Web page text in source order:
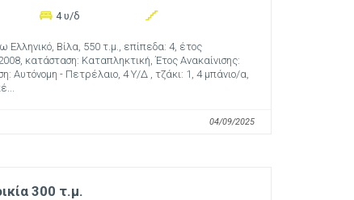
4 υ/δ
Ελληνικό, Βίλα, 550 τ.μ., επίπεδα: 4, έτος
κατάσταση: Καταπληκτική, Έτος Ανακαίνισης:
Αυτόνομη - Πετρέλαιο, 4 Υ/Δ , τζάκι: 1, 4 μπάνιο/α,
04/09/2025
300 τ.μ.